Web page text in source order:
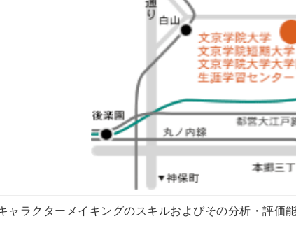
ャラクターメイキングのスキルおよびその分析・評価